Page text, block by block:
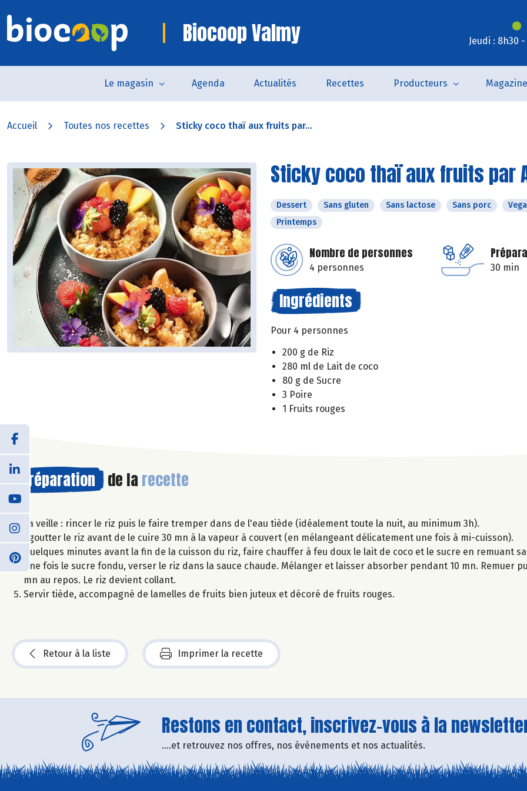
Biocoop Valmy Jeudi : 8h30
Le magasin Agenda Actualités Recettes Producteurs
Accueil Toutes nos recettes Sticky coco thaï aux fruits par...
Sticky coco thaï aux fruits par
Dessert Sans gluten Sans lactose Sans porc
Printemps
Nombre de personnes
4 personnes 30 min
Ingrédients
Pour 4 personnes
200 g de Riz
280 ml de Lait de coco
80 g de Sucre
3 Poire
1 Fruits rouges
Préparation de la recette
La veille : rincer le riz puis le faire tremper dans de l'eau tiède (idéalement toute la nuit, au minimum 3h).
Egoutter le riz avant de le cuire 30 mn à la vapeur à couvert (en mélangeant délicatement une fois à mi-cuisson).
Quelques minutes avant la fin de la cuisson du riz, faire chauffer à feu doux le lait de coco et le sucre en remuant
Une fois le sucre fondu, verser le riz dans la sauce chaude. Mélanger et laisser absorber pendant 10 mn. Remuer
mn au repos. Le riz devient collant.
Servir tiède, accompagné de lamelles de fruits bien juteux et décoré de fruits rouges.
Retour à la liste Imprimer la recette
Restons en contact, inscrivez-vous à la
....et retrouvez nos offres, nos événements et nos actualités.